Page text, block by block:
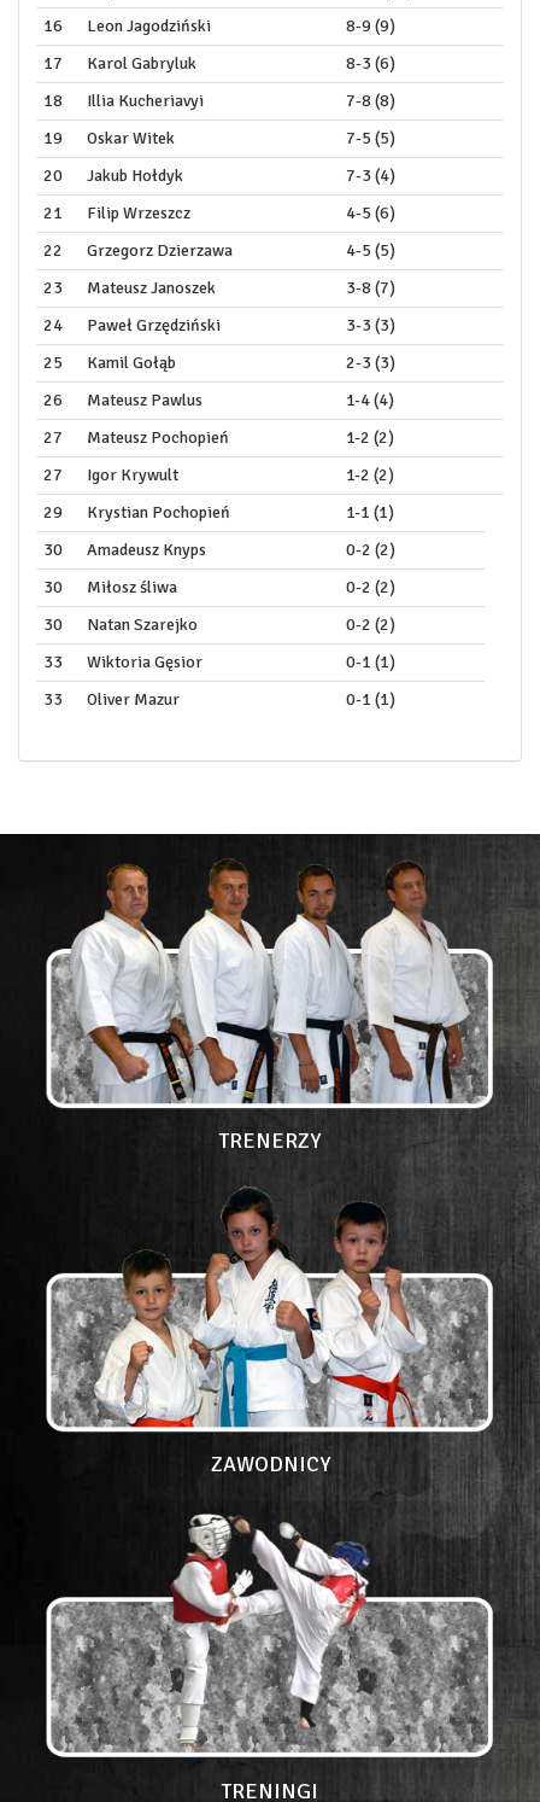
16
Leon Jagodziński
8-9 (9)
17
Karol Gabryluk
8-3 (6)
18
Illia Kucheriavyi
7-8 (8)
19
Oskar Witek
7-5 (5)
20
Jakub Hołdyk
7-3 (4)
21
Filip Wrzeszcz
4-5 (6)
22
Grzegorz Dzierzawa
4-5 (5)
23
Mateusz Janoszek
3-8 (7)
24
Paweł Grzędziński
3-3 (3)
25
Kamil Gołąb
2-3 (3)
26
Mateusz Pawlus
1-4 (4)
27
Mateusz Pochopień
1-2 (2)
27
Igor Krywult
1-2 (2)
29
Krystian Pochopień
1-1 (1)
30
Amadeusz Knyps
0-2 (2)
30
Miłosz śliwa
0-2 (2)
30
Natan Szarejko
0-2 (2)
33
Wiktoria Gęsior
0-1 (1)
33
Oliver Mazur 0-1 (1)
TRENERZY
ZAWODNICY
TRENINGI